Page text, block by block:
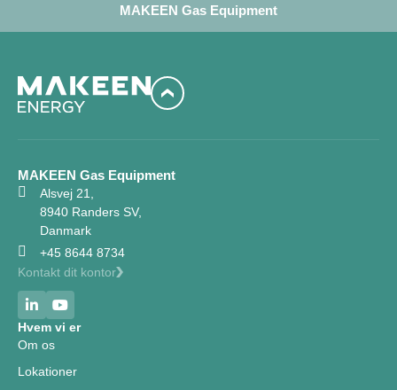
MAKEEN Gas Equipment
MAKEEN Gas Equipment
Alsvej 21,
8940 Randers SV,
Danmark
+45 8644 8734
Kontakt dit kontor
Hvem vi er
Om os
Lokationer